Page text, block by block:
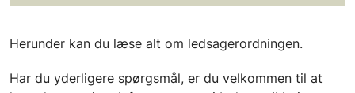
Herunder kan du læse alt om ledsagerordningen.
Har du yderligere spørgsmål, er du velkommen til at